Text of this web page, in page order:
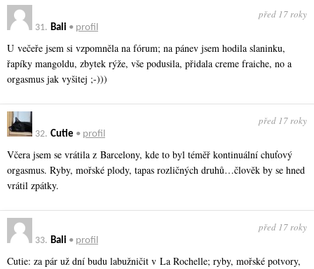
31. Bali • profil
před 17 roky
U večeře jsem si vzpomněla na fórum; na pánev jsem hodila slaninku,
řapíky mangoldu, zbytek rýže, vše podusila, přidala creme fraiche, no a
orgasmus jak vyšitej ;-)))
32. Cutie • profil
před 17 roky
Včera jsem se vrátila z Barcelony, kde to byl téměř kontinuální chuťový
orgasmus. Ryby, mořské plody, tapas rozličných druhů…člověk by se hned
vrátil zpátky.
33. Bali • profil
před 17 roky
Cutie: za pár už dní budu labužničit v La Rochelle; ryby, mořské potvory,